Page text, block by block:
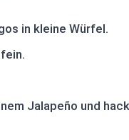
in kleine Würfel.
Jalapeño und